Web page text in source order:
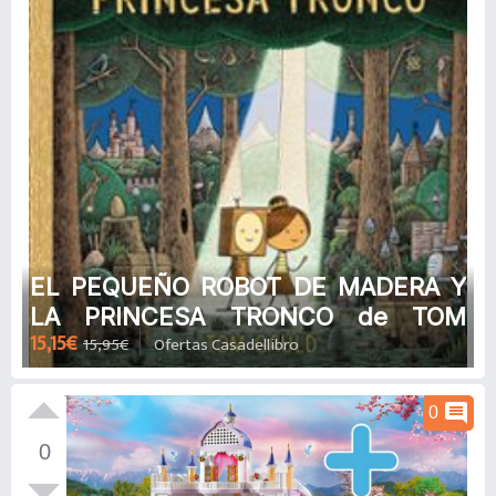
EL PEQUEÑO ROBOT DE MADERA Y
LA PRINCESA TRONCO de TOM
GAULD
15,15€ 15,95€ Ofertas Casadellibro
0
0 comment